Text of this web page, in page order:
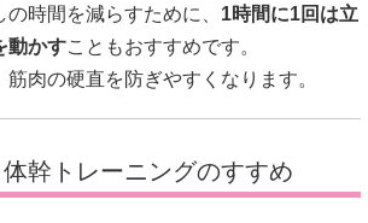
時間を減らすために、 1時間に1回は立
動かすこともおすすめです。
肉の硬直を防ぎやすくなります。
幹トレーニングのすすめ